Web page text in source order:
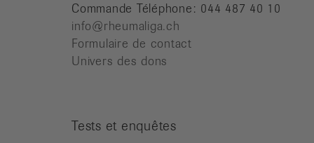
Commande Téléphone: 044 487 40 10
info@rheumaliga.ch
Formulaire de contact
Univers des dons
Tests et enquêtes